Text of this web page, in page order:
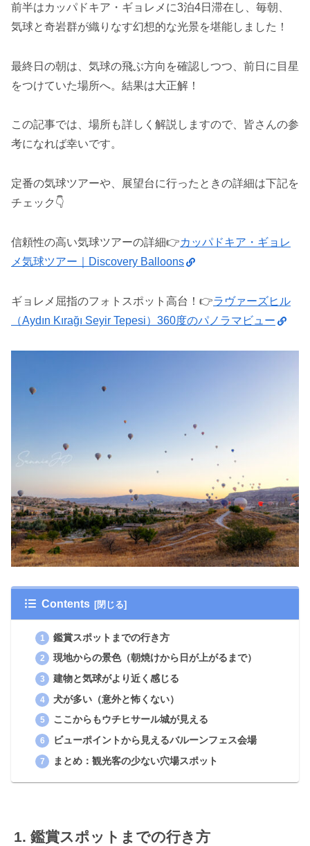
前半はカッパドキア・ギョレメに3泊4日滞在し、毎朝、
気球と奇岩群が織りなす幻想的な光景を堪能しました！
最終日の朝は、気球の飛ぶ方向を確認しつつ、前日に目星
をつけていた場所へ。結果は大正解！
この記事では、場所も詳しく解説しますので、皆さんの参
考になれば幸いです。
定番の気球ツアーや、展望台に行ったときの詳細は下記を
チェック👇️
信頼性の高い気球ツアーの詳細👉️カッパドキア・ギョレ
メ気球ツアー｜Discovery Balloons
ギョレメ屈指のフォトスポット高台！👉️ラヴァーズヒル
（Aydın Kırağı Seyir Tepesi）360度のパノラマビュー
Contents
鑑賞スポットまでの行き方
現地からの景色（朝焼けから日が上がるまで）
建物と気球がより近く感じる
犬が多い（意外と怖くない）
ここからもウチヒサール城が見える
ビューポイントから見えるバルーンフェス会場
まとめ：観光客の少ない穴場スポット
鑑賞スポットまでの行き方